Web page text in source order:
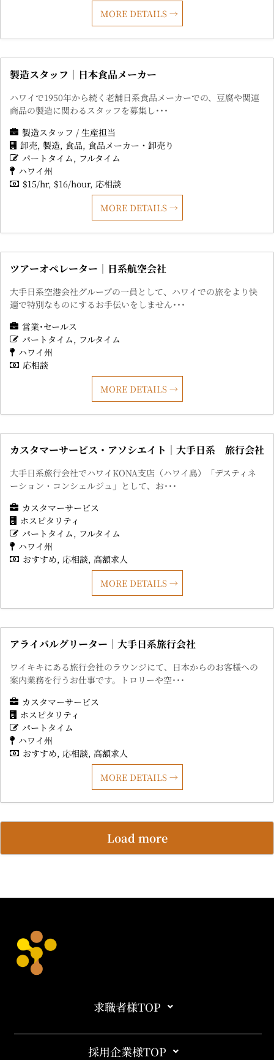
MORE DETAILS
製造スタッフ｜日本食品メーカー
ハワイで1950年から続く老舗日系食品メーカーでの、豆腐や関連
商品の製造に関わるスタッフを募集し･･･
製造スタッフ / 生産担当
卸売 製造 食品 食品メーカー・卸売り
パートタイム
フルタイム
ハワイ州
$15/hr $16/hour 応相談
MORE DETAILS
ツアーオペレーター｜日系航空会社
大手日系空港会社グループの一員として、ハワイでの旅をより快
適で特別なものにするお手伝いをしません･･･
営業･セールス
パートタイム
フルタイム
ハワイ州
応相談
MORE DETAILS
カスタマーサービス・アソシエイト｜大手日系 旅行会社
大手日系旅行会社でハワイKONA支店（ハワイ島）「デスティネ
ーション・コンシェルジュ」として、お･･･
カスタマーサービス
ホスピタリティ
パートタイム
フルタイム
ハワイ州
おすすめ 応相談 高額求人
MORE DETAILS
アライバルグリーター｜大手日系旅行会社
ワイキキにある旅行会社のラウンジにて、日本からのお客様への
案内業務を行うお仕事です。トロリーや空･･･
カスタマーサービス
ホスピタリティ
パートタイム
ハワイ州
おすすめ 応相談 高額求人
MORE DETAILS
Load more
求職者様TOP
採用企業様TOP